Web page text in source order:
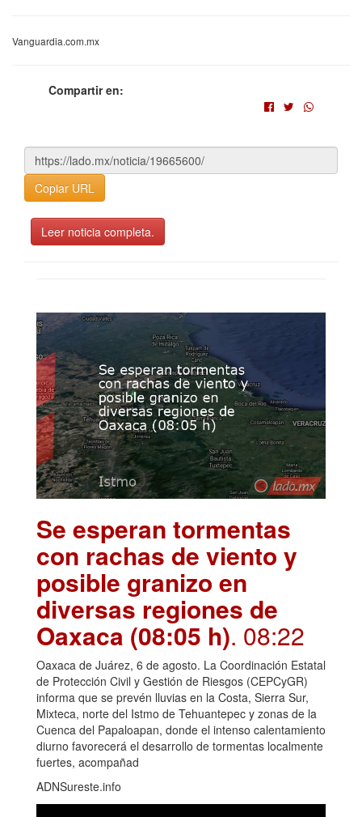
Vanguardia.com.mx
Compartir en:
Copiar URL
Leer noticia completa.
Se esperan tormentas
con rachas de viento y
posible granizo en
diversas regiones de
Oaxaca (08:05 h). 08:22
Oaxaca de Juárez, 6 de agosto. La Coordinación Estatal
de Protección Civil y Gestión de Riesgos (CEPCyGR)
informa que se prevén lluvias en la Costa, Sierra Sur,
Mixteca, norte del Istmo de Tehuantepec y zonas de la
Cuenca del Papaloapan, donde el intenso calentamiento
diurno favorecerá el desarrollo de tormentas localmente
fuertes, acompañad
ADNSureste.info